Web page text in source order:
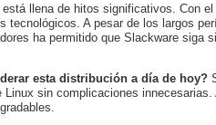
está llena de hitos significativos. Con
tecnológicos. A pesar de los largos
ha permitido que Slackware siga
esta distribución a día de hoy?
Linux sin complicaciones